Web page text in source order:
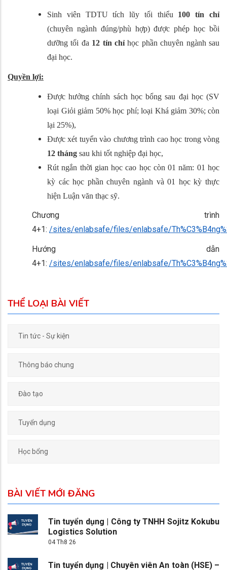
Sinh viên TDTU tích lũy tối thiểu 100 tín chỉ
(chuyên ngành đúng/phù hợp) được phép học bồi
dưỡng tối đa 12 tín chỉ học phần chuyên ngành sau
đại học.
Quyền lợi:
Được hưởng chính sách học bổng sau đại học (SV
loại Giỏi giảm 50% học phí; loại Khá giảm 30%; còn
lại 25%),
Được xét tuyển vào chương trình cao học trong vòng
12 tháng sau khi tốt nghiệp đại học,
Rút ngắn thời gian học cao học còn 01 năm: 01 học
kỳ các học phần chuyên ngành và 01 học kỳ thực
hiện Luận văn thạc sỹ.
Chương trình
4+1: /sites/enlabsafe/files/enlabsafe/
Hướng dẫn
4+1: /sites/enlabsafe/files/enlabsafe/
THỂ LOẠI BÀI VIẾT
Tin tức - Sự kiện
Thông báo chung
Đào tạo
Tuyển dụng
Học bổng
BÀI VIẾT MỚI ĐĂNG
Tin tuyển dụng | Công ty TNHH Sojitz Kokubu
Logistics Solution
04 Th8 26
Tin tuyển dụng | Chuyên viên An toàn (HSE) –